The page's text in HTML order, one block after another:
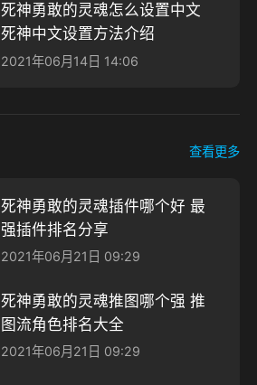
死神勇敢的灵魂怎么设置中文
死神中文设置方法介绍
2021年06月14日 14:06
查看更多
死神勇敢的灵魂插件哪个好 最
强插件排名分享
2021年06月21日 09:29
死神勇敢的灵魂推图哪个强 推
图流角色排名大全
2021年06月21日 09:29